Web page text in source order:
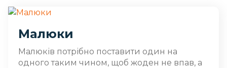
Малюки
Малюків потрібно поставити один на
одного таким чином, щоб жоден не впав, а